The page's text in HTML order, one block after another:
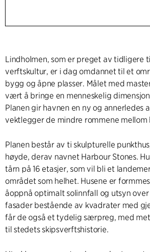
Lindholmen, som er preget av tidligere
verftskultur, er i dag omdannet til et
bygg og åpne plasser. Målet med
vært å bringe en menneskelig
Planen gir havnen en ny og annerledes
vektlegger de mindre rommene mellom
Planen består av ti skulpturelle
høyde, derav navnet Harbour Stones.
tårn på 16 etasjer, som vil bli et
området som helhet. Husene er
åoppnå optimalt solinnfall og utsyn over
fasader bestående av kvadrater med
får de også et tydelig særpreg, med
til stedets skipsverftshistorie.